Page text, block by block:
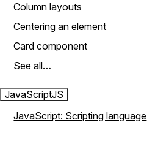
Column layouts
Centering an element
Card component
See all…
JavaScriptJS
JavaScript: Scripting language